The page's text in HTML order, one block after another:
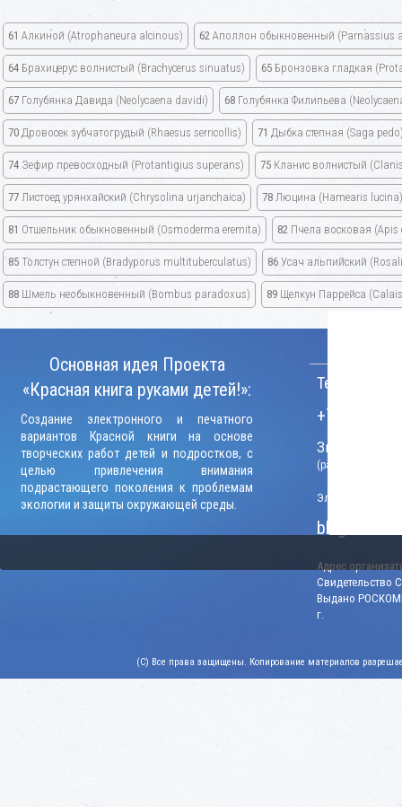
61 Алкиной (Atrophaneura alcinous) 62 Аполлон обыкновенный (Parnassius
64 Брахицерус волнистый (Brachycerus sinuatus) 65 Бронзовка гладкая
67 Голубянка Давида (Neolycaena davidi) 68 Голубянка Филипьева
70 Дровосек зубчатогрудый (Rhaesus serricollis) 71 Дыбка степная (Saga
74 Зефир превосходный (Protantigius superans) 75 Кланис волнистый
77 Листоед урянхайский (Chrysolina urjanchaica) 78 Люцина (Hamearis lucina)
81 Отшельник обыкновенный (Osmoderma eremita) 82 Пчела восковая (Apis
85 Толстун степной (Bradyporus multituberculatus) 86 Усач альпийский
88 Шмель необыкновенный (Bombus paradoxus) 89 Щелкун Паррейса
Основная идея Проекта
«Красная книга руками детей!»:
Создание электронного и печатного
вариантов Красной книги на основе
творческих работ детей и подростков, с
целью привлечения внимания
подрастающего поколения к проблемам
экологии и защиты окружающей среды.
Телефон:
+7 (906)
Звонки
(рабочие дни,
Электронный
blago-
Адрес
Свидетельство
Выдано
г.
(C) Все права защищены. Копирование материалов